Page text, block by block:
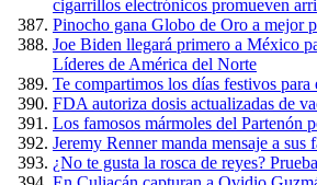
cigarrillos electrónicos promueven
Pinocho gana Globo de Oro a mejor
Joe Biden llegará primero a México
Líderes de América del Norte
Te compartimos los días festivos para
FDA autoriza dosis actualizadas de
Los famosos mármoles del Partenón
Jeremy Renner manda mensaje a sus
¿No te gusta la rosca de reyes?